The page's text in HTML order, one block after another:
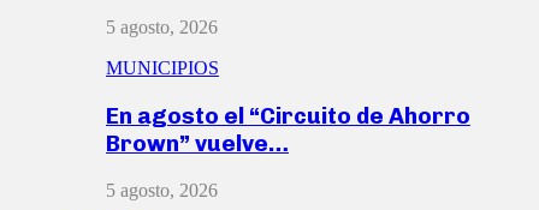
5 agosto, 2026
MUNICIPIOS
En agosto el “Circuito de Ahorro
Brown” vuelve…
5 agosto, 2026